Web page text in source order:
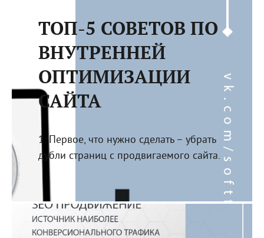
ТОП-5 СОВЕТОВ ПО
ВНУТРЕННЕЙ
ОПТИМИЗАЦИИ
САЙТА
1. Первое, что нужно сделать – убрать
дубли страниц с продвигаемого сайта.